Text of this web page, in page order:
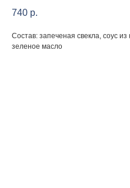
740 р.
Состав: запеченая свекла, соус
зеленое масло